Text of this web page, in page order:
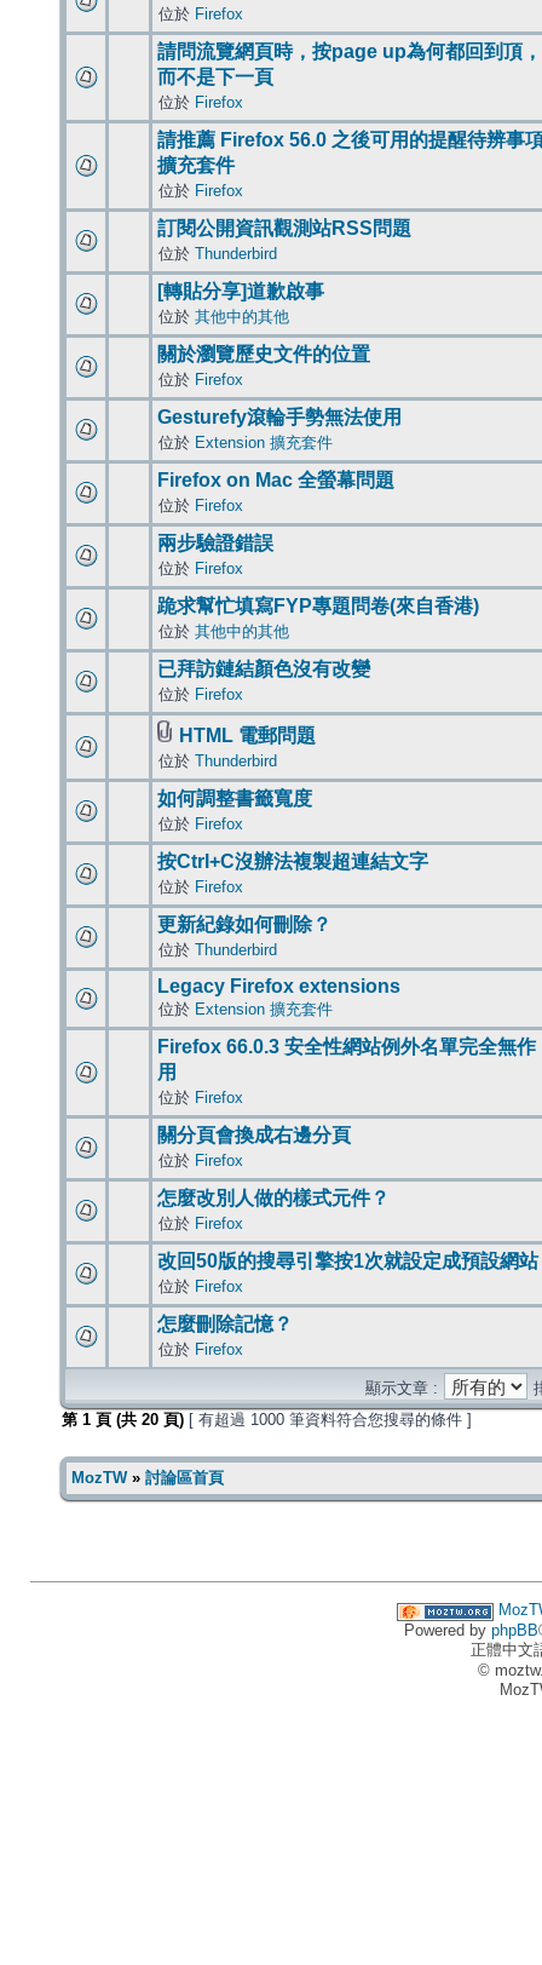
位於 Firefox
請問流覽網頁時，按page up為何都回到頂，
而不是下一頁
位於 Firefox
請推薦 Firefox 56.0 之後可用的提醒待辨事
擴充套件
位於 Firefox
訂閱公開資訊觀測站RSS問題
位於 Thunderbird
[轉貼分享]道歉啟事
位於 其他中的其他
關於瀏覽歷史文件的位置
位於 Firefox
Gesturefy滾輪手勢無法使用
位於 Extension 擴充套件
Firefox on Mac 全螢幕問題
位於 Firefox
兩步驗證錯誤
位於 Firefox
跪求幫忙填寫FYP專題問卷(來自香港)
位於 其他中的其他
已拜訪鏈結顏色沒有改變
位於 Firefox
HTML 電郵問題
位於 Thunderbird
如何調整書籤寬度
位於 Firefox
按Ctrl+C沒辦法複製超連結文字
位於 Firefox
更新紀錄如何刪除？
位於 Thunderbird
Legacy Firefox extensions
位於 Extension 擴充套件
Firefox 66.0.3 安全性網站例外名單完全無作
用
位於 Firefox
關分頁會換成右邊分頁
位於 Firefox
怎麼改別人做的樣式元件？
位於 Firefox
改回50版的搜尋引擎按1次就設定成預設網站
位於 Firefox
怎麼刪除記憶？
位於 Firefox
顯示文章 :
第 1 頁 (共 20 頁) [ 有超過 1000 筆資料符合您搜尋的條件 ]
MozTW» 討論區首頁
Powered by phpBB
正體中文
©